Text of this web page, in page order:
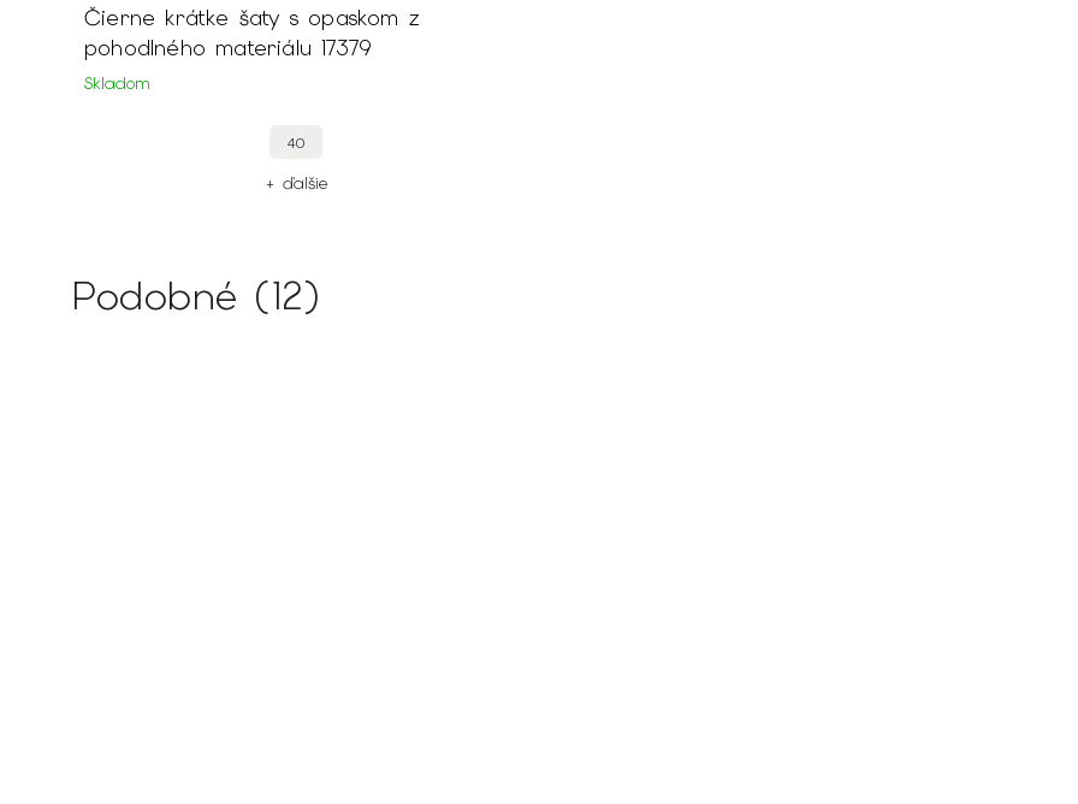
Čierne krátke šaty s opaskom z
pohodlného materiálu 17379
Skladom
40
+ ďalšie
Podobné (12)